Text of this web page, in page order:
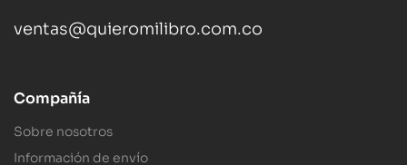
ventas@quieromilibro.com.co
Compañía
Sobre nosotros
Información de envío